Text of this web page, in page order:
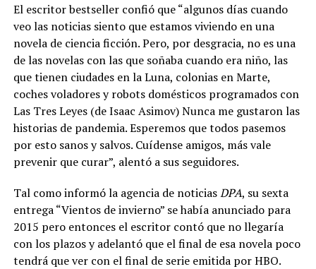
El escritor bestseller confió que “algunos días cuando
veo las noticias siento que estamos viviendo en una
novela de ciencia ficción. Pero, por desgracia, no es una
de las novelas con las que soñaba cuando era niño, las
que tienen ciudades en la Luna, colonias en Marte,
coches voladores y robots domésticos programados con
Las Tres Leyes (de Isaac Asimov) Nunca me gustaron las
historias de pandemia. Esperemos que todos pasemos
por esto sanos y salvos. Cuídense amigos, más vale
prevenir que curar”, alentó a sus seguidores.
Tal como informó la agencia de noticiasDPA, su sexta
entrega “Vientos de invierno” se había anunciado para
2015 pero entonces el escritor contó que no llegaría
con los plazos y adelantó que el final de esa novela poco
tendrá que ver con el final de serie emitida por HBO.